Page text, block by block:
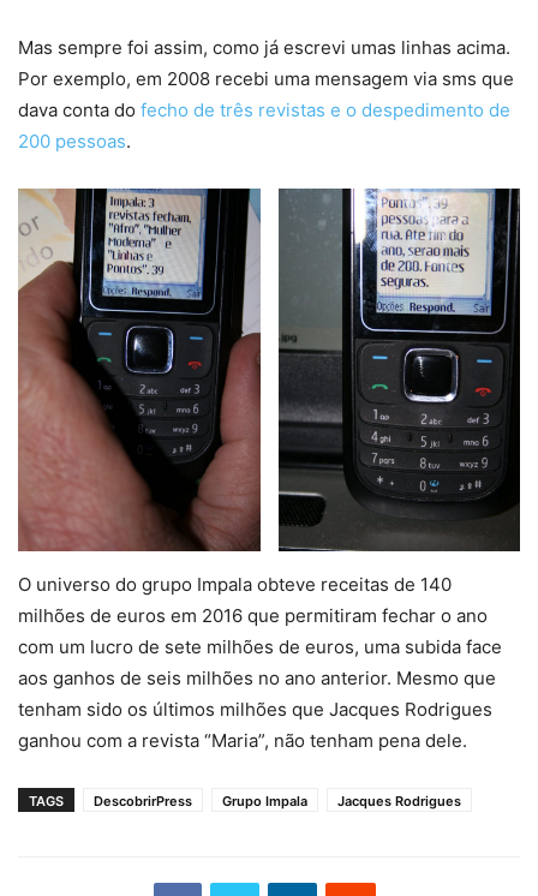
Mas sempre foi assim, como já escrevi umas linhas acima.
Por exemplo, em 2008 recebi uma mensagem via sms que
dava conta do fecho de três revistas e o despedimento de
200 pessoas.
O universo do grupo Impala obteve receitas de 140
milhões de euros em 2016 que permitiram fechar o ano
com um lucro de sete milhões de euros, uma subida face
aos ganhos de seis milhões no ano anterior. Mesmo que
tenham sido os últimos milhões que Jacques Rodrigues
ganhou com a revista “Maria”, não tenham pena dele.
TAGS DescobrirPress Grupo Impala Jacques Rodrigues